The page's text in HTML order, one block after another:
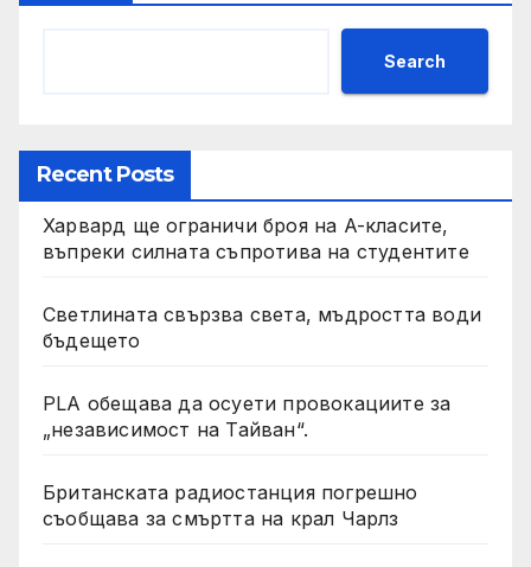
Search
Recent Posts
Харвард ще ограничи броя на A-класите,
въпреки силната съпротива на студентите
Светлината свързва света, мъдростта води
бъдещето
PLA обещава да осуети провокациите за
„независимост на Тайван“.
Британската радиостанция погрешно
съобщава за смъртта на крал Чарлз